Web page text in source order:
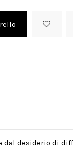
dal desiderio di